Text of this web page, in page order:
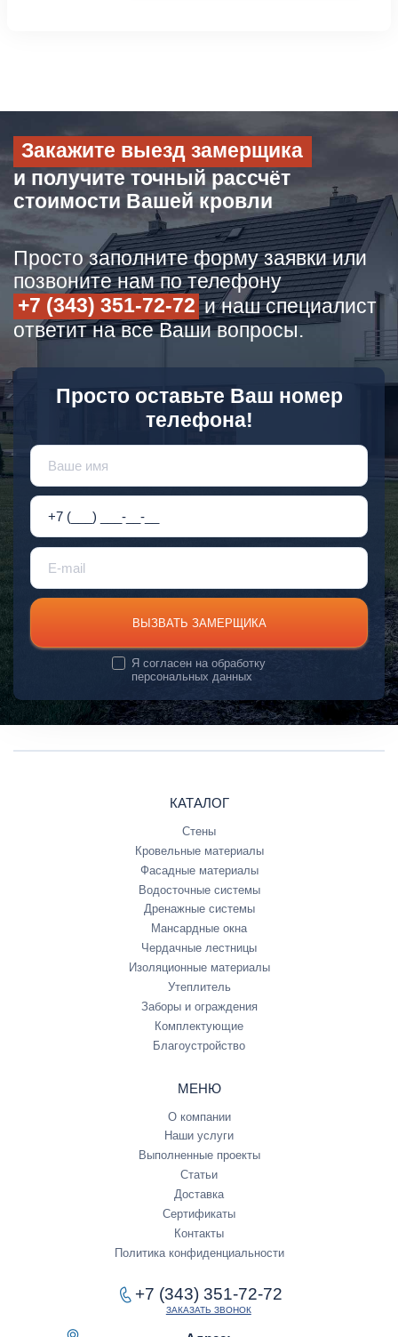
Закажите выезд замерщика
и получите точный рассчёт
стоимости Вашей кровли
Просто заполните форму заявки или
позвоните нам по телефону
+7 (343) 351-72-72 и наш специалист
ответит на все Ваши вопросы.
Просто оставьте Ваш номер
телефона!
ВЫЗВАТЬ ЗАМЕРЩИКА
Я согласен наобработку
персональных данных
КАТАЛОГ
Стены
Кровельные материалы
Фасадные материалы
Водосточные системы
Дренажные системы
Мансардные окна
Чердачные лестницы
Изоляционные материалы
Утеплитель
Заборы и ограждения
Комплектующие
Благоустройство
МЕНЮ
О компании
Наши услуги
Выполненные проекты
Статьи
Доставка
Сертификаты
Контакты
Политика конфиденциальности
+7 (343) 351-72-72
ЗАКАЗАТЬ ЗВОНОК